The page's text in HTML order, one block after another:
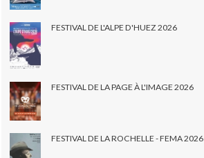
FESTIVAL DE L'ALPE D'HUEZ 2026
FESTIVAL DE LA PAGE À L'IMAGE 2026
FESTIVAL DE LA ROCHELLE - FEMA 2026